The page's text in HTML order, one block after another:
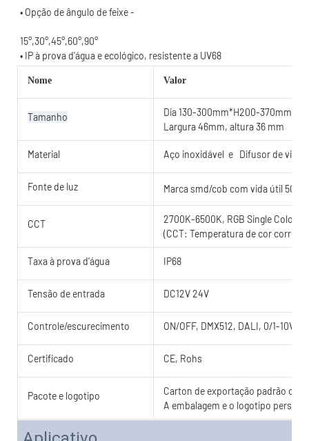
15°,30°,45°,60°,90°
Nome Valor
Tamanho
Dia 130-300mm*H200-370mm
Largura 46mm, altura 36 mm
Material Aço inoxidável e Difusor de
Fonte de luz Marca smd/cob com vida útil
CCT
2700K-6500K, RGB Single Color
(CCT: Temperatura de cor
Taxa à prova d'água IP68
Tensão de entrada DC12V 24V
Controle/escurecimento ON/OFF, DMX512, DALI, 0/1-10V,
Certificado CE, Rohs
Pacote e logotipo
Carton de exportação padrão
A embalagem e o logotipo